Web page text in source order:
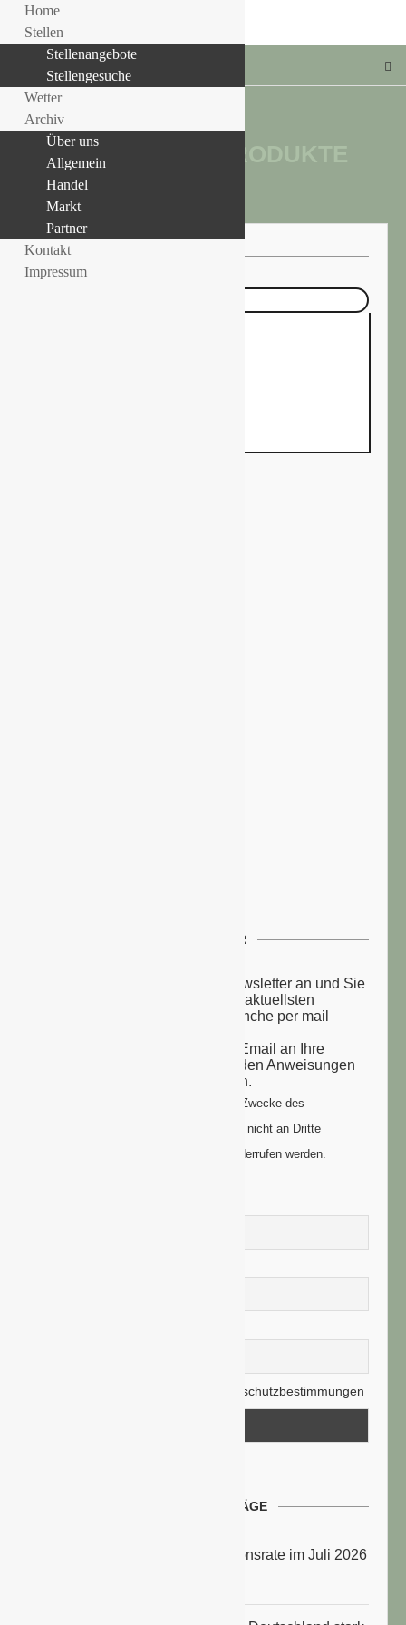
TAG:
NEWSLETTER
Melden Sie sich zu unserem Newsletter an und Sie
erhalten einmal wöchentlich die aktuellsten
Nachrichten aus der grünen Branche per mail
Sie erhalten eine Bestätigungs-Email an Ihre
Email-Adresse: bitte folgen Sie den Anweisungen
um Ihre Anmeldung zu vollenden.
Ihre Daten werden ausschließlich zum Zwecke des
Newsletters genutzt. Ihre Daten werden nicht an Dritte
weitergegeben und können jederzeit widerrufen werden.
Hiermit akzeptiere ich die Datenschutzbestimmungen
NEUESTE BEITRÄGE
Energiepreise treiben die Inflationsrate im Juli 2026
Home
Stellen
Stellenangebote
Stellengesuche
Wetter
Archiv
Über uns
Allgemein
Handel
Markt
Partner
Kontakt
Impressum